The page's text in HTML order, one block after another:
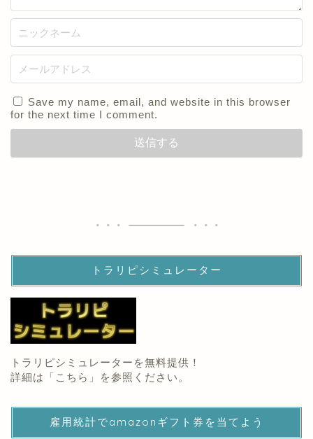
Save my name, email, and website in this browser
for the next time I comment.
トラリピシミュレーター
トラリピシミュレーターを無料提供！
詳細は「 こちら 」を参照ください。
雇用統計でamazonギフト券を当てよう